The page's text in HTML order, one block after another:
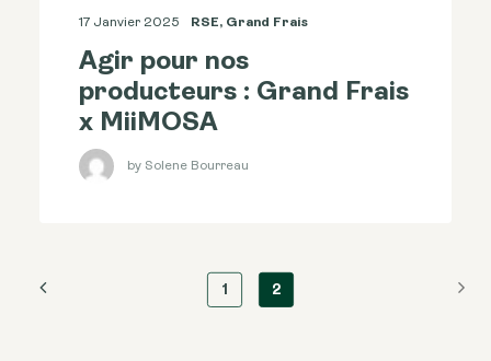
17 Janvier 2025 RSE, Grand Frais
Agir pour nos
producteurs : Grand Frais
x MiiMOSA
by Solene Bourreau
1 2